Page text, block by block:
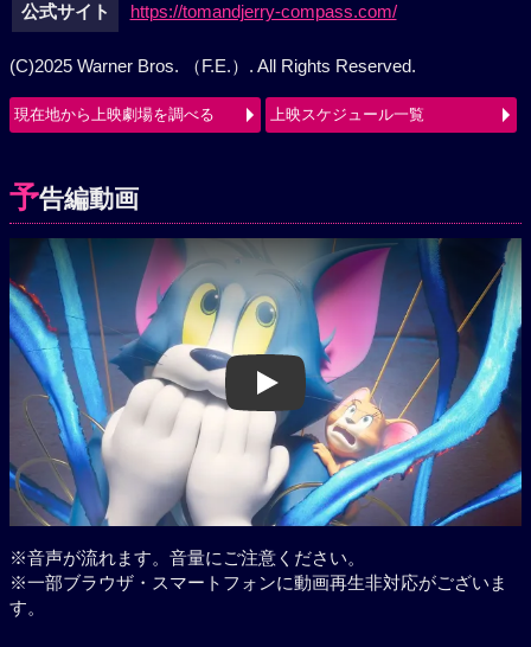
公式サイト https://tomandjerry-compass.com/
(C)2025 Warner Bros. （F.E.）. All Rights Reserved.
現在地から上映劇場を調べる 上映スケジュール一覧
予告編動画
Play
※音声が流れます。音量にご注意ください。
※一部ブラウザ・スマートフォンに動画再生非対応がございま
す。